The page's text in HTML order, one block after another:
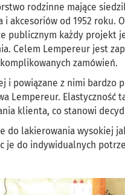
rodzinne mające
i akcesoriów od 1952 roku.
publicznym każdy projekt
Celem Lempereur jest
zamówień.
i powiązane z nimi bardzo
Lempereur. Elastyczność
klienta, co stanowi
do lakierowania wysokiej
je do indywidualnych